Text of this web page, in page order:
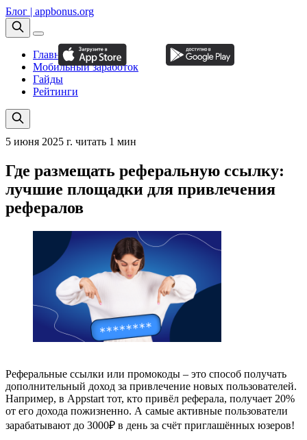
Блог | appbonus.org
Главная
Мобильный заработок
Гайды
Рейтинги
5 июня 2025 г. читать 1 мин
Где размещать реферальную ссылку:
лучшие площадки для привлечения
рефералов
Реферальные ссылки или промокоды – это способ получать
дополнительный доход за привлечение новых пользователей.
Например, в Appstart тот, кто привёл реферала, получает 20%
от его дохода пожизненно. А самые активные пользователи
зарабатывают до 3000₽ в день за счёт приглашённых юзеров!